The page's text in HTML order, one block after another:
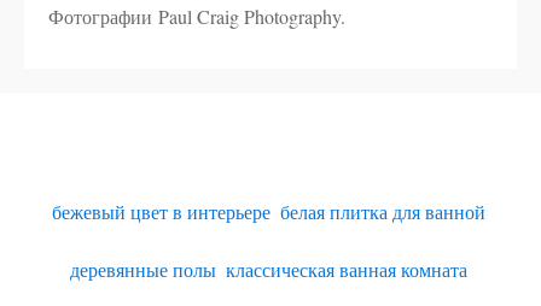
Фотографии Paul Craig Photography.
бежевый цвет в интерьере, белая плитка для ванной
деревянные полы, классическая ванная комната